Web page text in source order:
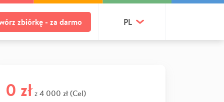
zbiórkę - za darmo PL
0 zł z 4 000 zł (Cel)